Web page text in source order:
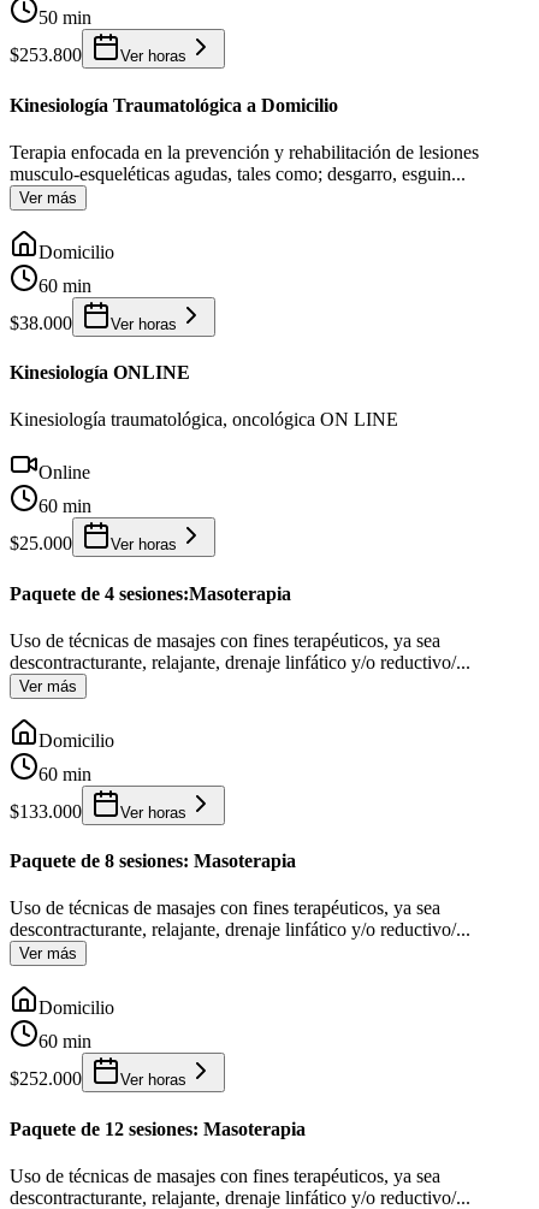
50 min
$253.800
Ver horas
Kinesiología Traumatológica a Domicilio
Terapia enfocada en la prevención y rehabilitación de lesiones
musculo-esqueléticas agudas, tales como; desgarro, esguin...
Ver más
Domicilio
60 min
$38.000
Ver horas
Kinesiología ONLINE
Kinesiología traumatológica, oncológica ON LINE
Online
60 min
$25.000
Ver horas
Paquete de 4 sesiones:Masoterapia
Uso de técnicas de masajes con fines terapéuticos, ya sea
descontracturante, relajante, drenaje linfático y/o reductivo/...
Ver más
Domicilio
60 min
$133.000
Ver horas
Paquete de 8 sesiones: Masoterapia
Uso de técnicas de masajes con fines terapéuticos, ya sea
descontracturante, relajante, drenaje linfático y/o reductivo/...
Ver más
Domicilio
60 min
$252.000
Ver horas
Paquete de 12 sesiones: Masoterapia
Uso de técnicas de masajes con fines terapéuticos, ya sea
descontracturante, relajante, drenaje linfático y/o reductivo/...